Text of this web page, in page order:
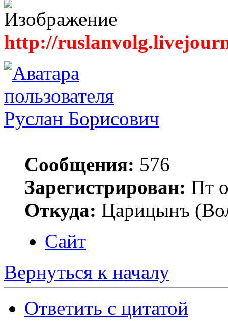
http://
Руслан Борисович
Сообщения: 576
Зарегистрирован: Пт
Откуда: Царицынъ
Сайт
Вернуться к началу
Ответить с цитатой